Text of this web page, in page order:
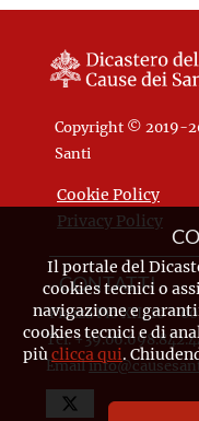
Copyright © 2019-
Santi
Cookie Policy
Privacy Policy
CONTATTI
Piazza Pio XII, 10 -
Tel.
Email
Il portale del
cookies tecnici o
navigazione e
cookies tecnici e di
piùclicca qui.